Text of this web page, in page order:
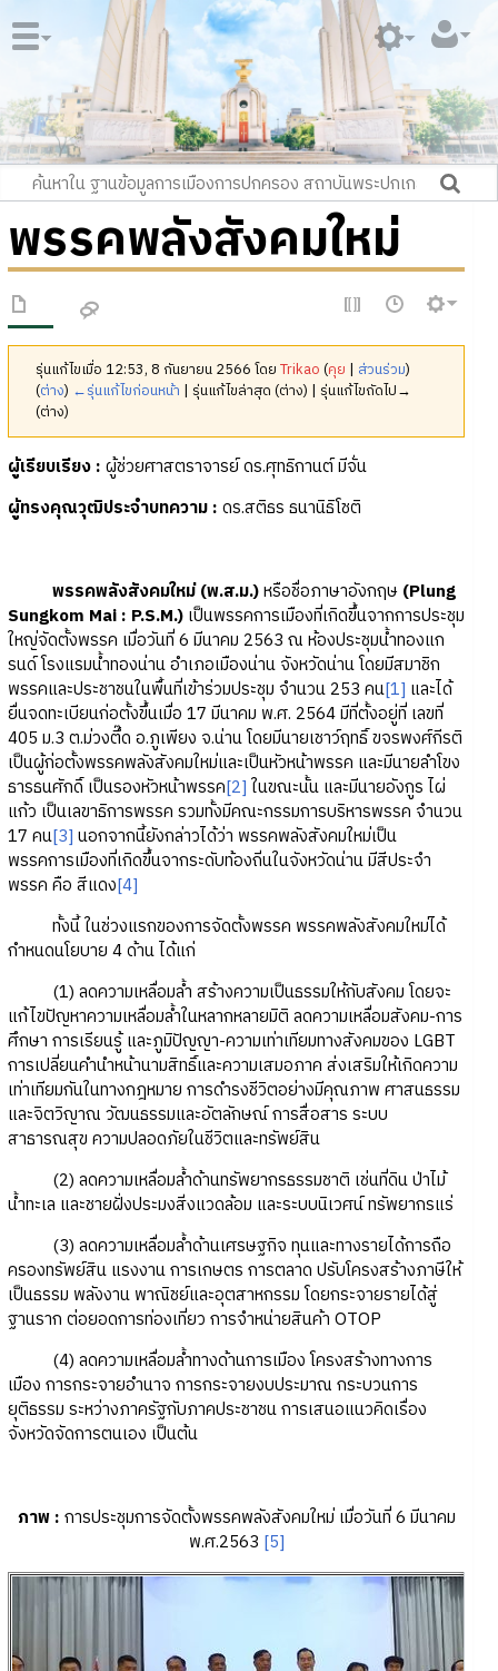
พรรคพลังสังคมใหม่
รุ่นแก้ไขเมื่อ 12:53, 8 กันยายน 2566 โดยTrikao (คุย | ส่วนร่วม)
(ต่าง) ←รุ่นแก้ไขก่อนหน้า | รุ่นแก้ไขล่าสุด (ต่าง) | รุ่นแก้ไขถัดไป→
(ต่าง)
ผู้เรียบเรียง : ผู้ช่วยศาสตราจารย์ ดร.ศุทธิกานต์ มีจั่น
ผู้ทรงคุณวุฒิประจำบทความ : ดร.สติธร ธนานิธิโชติ
พรรคพลังสังคมใหม่ (พ.ส.ม.)หรือชื่อภาษาอังกฤษ (Plung
Sungkom Mai : P.S.M.)เป็นพรรคการเมืองที่เกิดขึ้นจากการประชุม
ใหญ่จัดตั้งพรรค เมื่อวันที่ 6 มีนาคม 2563 ณ ห้องประชุมน้ำทองแก
รนด์ โรงแรมน้ำทองน่าน อำเภอเมืองน่าน จังหวัดน่าน โดยมีสมาชิก
พรรคและประชาชนในพื้นที่เข้าร่วมประชุม จำนวน 253 คน[1] และได้
ยื่นจดทะเบียนก่อตั้งขึ้นเมื่อ 17 มีนาคม พ.ศ. 2564 มีที่ตั้งอยู่ที่ เลขที่
405 ม.3 ต.ม่วงตึ๊ด อ.ภูเพียง จ.น่าน โดยมีนายเชาว์ฤทธิ์ ขจรพงศ์กีรติ
เป็นผู้ก่อตั้งพรรคพลังสังคมใหม่และเป็นหัวหน้าพรรค และมีนายลำโขง
ธารธนศักดิ์ เป็นรองหัวหน้าพรรค[2] ในขณะนั้น และมีนายอังกูร ไผ่
แก้ว เป็นเลขาธิการพรรค รวมทั้งมีคณะกรรมการบริหารพรรค จำนวน
17 คน[3] นอกจากนี้ยังกล่าวได้ว่า พรรคพลังสังคมใหม่เป็น
พรรคการเมืองที่เกิดขึ้นจากระดับท้องถิ่นในจังหวัดน่าน มีสีประจำ
พรรค คือ สีแดง[4]
ทั้งนี้ ในช่วงแรกของการจัดตั้งพรรค พรรคพลังสังคมใหม่ได้
กำหนดนโยบาย 4 ด้าน ได้แก่
(1) ลดความเหลื่อมล้ำ สร้างความเป็นธรรมให้กับสังคม โดยจะ
แก้ไขปัญหาความเหลื่อมล้ำในหลากหลายมิติ ลดความเหลื่อมสังคม-การ
ศึกษา การเรียนรู้ และภูมิปัญญา-ความเท่าเทียมทางสังคมของ LGBT
การเปลี่ยนคำนำหน้านามสิทธิ์และความเสมอภาค ส่งเสริมให้เกิดความ
เท่าเทียมกันในทางกฎหมาย การดำรงชีวิตอย่างมีคุณภาพ ศาสนธรรม
และจิตวิญาณ วัฒนธรรมและอัตลักษณ์ การสื่อสาร ระบบ
สาธารณสุข ความปลอดภัยในชีวิตและทรัพย์สิน
(2) ลดความเหลื่อมล้ำด้านทรัพยากรธรรมชาติ เช่นที่ดิน ป่าไม้
น้ำทะเล และชายฝั่งประมงสิ่งแวดล้อม และระบบนิเวศน์ ทรัพยากรแร่
(3) ลดความเหลื่อมล้ำด้านเศรษฐกิจ ทุนและทางรายได้การถือ
ครองทรัพย์สิน แรงงาน การเกษตร การตลาด ปรับโครงสร้างภาษีให้
เป็นธรรม พลังงาน พาณิชย์และอุตสาหกรรม โดยกระจายรายได้สู่
ฐานราก ต่อยอดการท่องเที่ยว การจำหน่ายสินค้า OTOP
(4) ลดความเหลื่อมล้ำทางด้านการเมือง โครงสร้างทางการ
เมือง การกระจายอำนาจ การกระจายงบประมาณ กระบวนการ
ยุติธรรม ระหว่างภาครัฐกับภาคประชาชน การเสนอแนวคิดเรื่อง
จังหวัดจัดการตนเอง เป็นต้น
ภาพ : การประชุมการจัดตั้งพรรคพลังสังคมใหม่ เมื่อวันที่ 6 มีนาคม
พ.ศ.2563 [5]